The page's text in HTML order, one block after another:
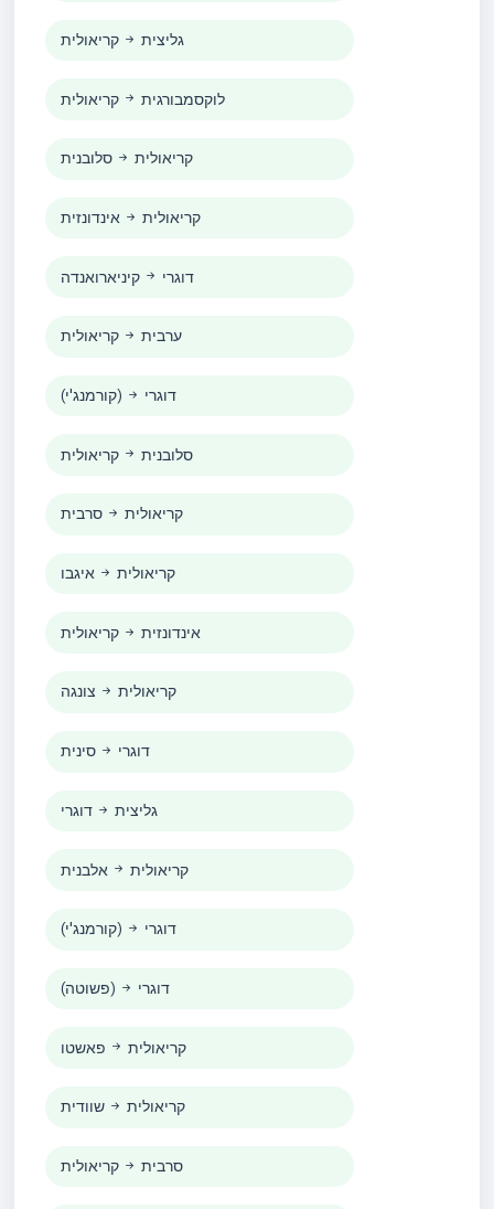
גליצית קריאולית
לוקסמבורגית קריאולית
קריאולית סלובנית
קריאולית אינדונזית
דוגרי קיניארואנדה
ערבית קריאולית
(קורמנג'י) דוגרי
סלובנית קריאולית
קריאולית סרבית
קריאולית איגבו
אינדונזית קריאולית
קריאולית צונגה
דוגרי סינית
גליצית דוגרי
קריאולית אלבנית
דוגרי (קורמנג'י)
(פשוטה) דוגרי
קריאולית פאשטו
קריאולית שוודית
סרבית קריאולית